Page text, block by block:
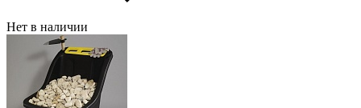
Нет в наличии